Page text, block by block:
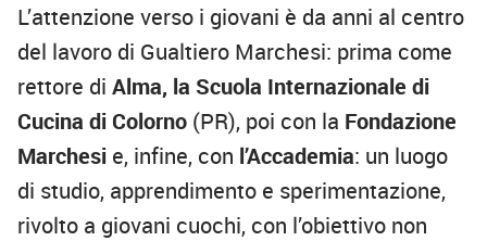
L’attenzione verso i giovani è da anni al centro
del lavoro di Gualtiero Marchesi: prima come
rettore di Alma, la Scuola Internazionale di
Cucina di Colorno (PR), poi con la Fondazione
Marchesi e, infine, con l’Accademia: un luogo
di studio, apprendimento e sperimentazione,
rivolto a giovani cuochi, con l’obiettivo non